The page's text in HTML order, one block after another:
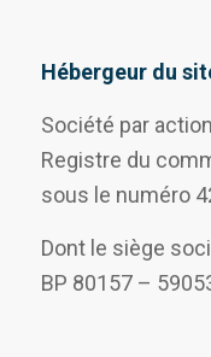
Hébergeur du
Société par
Registre du
sous le numéro
Dont le siège
BP 80157 –